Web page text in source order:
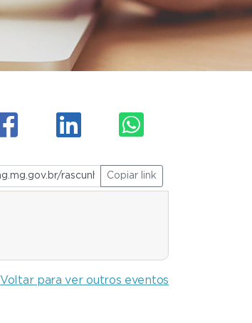
Copiar link
Voltar para ver outros eventos